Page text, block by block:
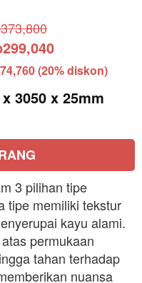
(20% diskon)
3050 x 25mm
3 pilihan tipe
tipe memiliki tekstur
kayu alami.
permukaan
tahan terhadap
nuansa